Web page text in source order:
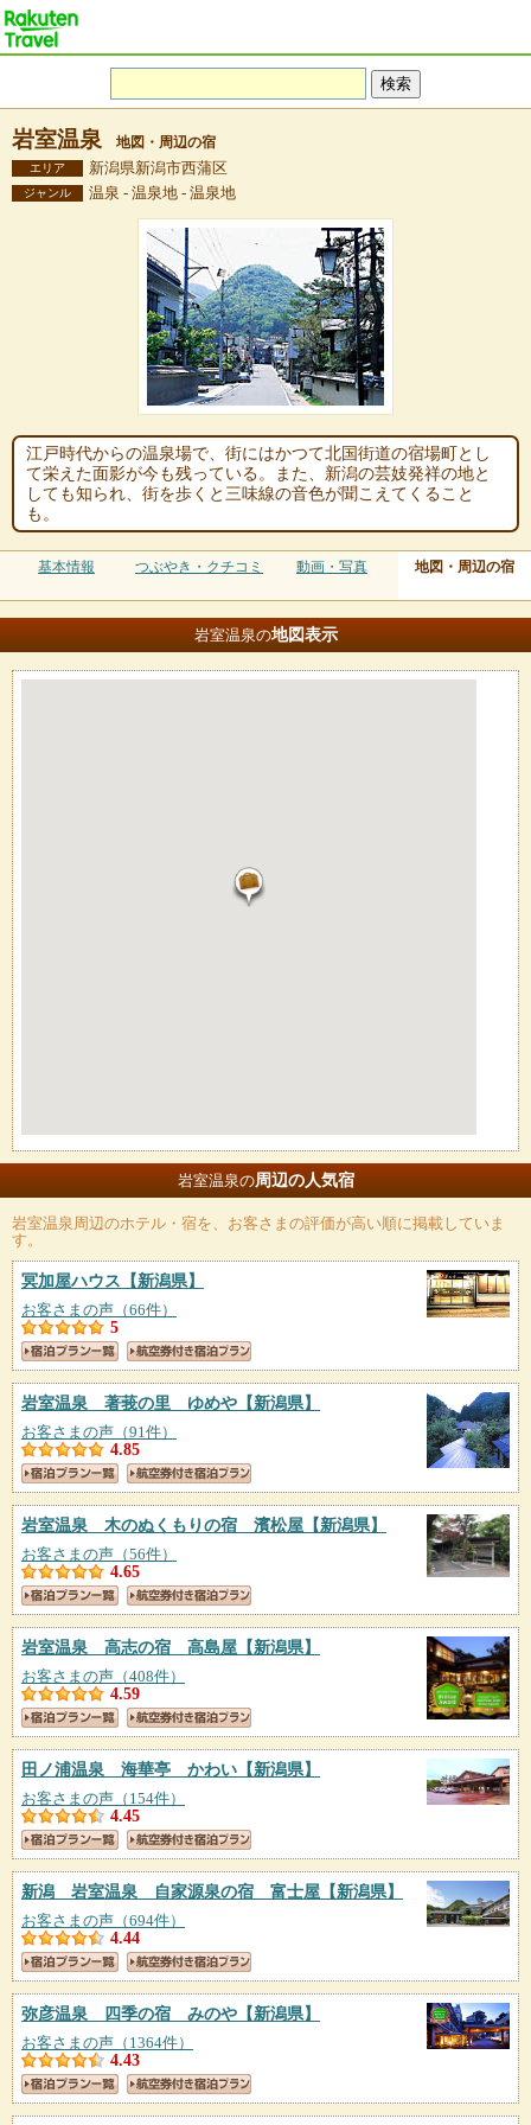
岩室温泉 地図・周辺の宿
エリア 新潟県新潟市西蒲区
ジャンル 温泉 - 温泉地 - 温泉地
江戸時代からの温泉場で、街にはかつて北国街道の宿場町とし
て栄えた面影が今も残っている。また、新潟の芸妓発祥の地と
しても知られ、街を歩くと三味線の音色が聞こえてくること
も。
基本情報 つぶやき・クチコミ 動画・写真 地図・周辺の宿
岩室温泉の地図表示
岩室温泉の周辺の人気宿
岩室温泉周辺のホテル・宿を、お客さまの評価が高い順に掲載していま
す。
冥加屋ハウス 【新潟県】
お客さまの声（66件）
5
岩室温泉 著莪の里 ゆめや 【新潟県】
お客さまの声（91件）
4.85
岩室温泉 木のぬくもりの宿 濱松屋 【新潟県】
お客さまの声（56件）
4.65
岩室温泉 高志の宿 高島屋 【新潟県】
お客さまの声（408件）
4.59
田ノ浦温泉 海華亭 かわい 【新潟県】
お客さまの声（154件）
4.45
新潟 岩室温泉 自家源泉の宿 富士屋 【新潟県】
お客さまの声（694件）
4.44
弥彦温泉 四季の宿 みのや 【新潟県】
お客さまの声（1364件）
4.43